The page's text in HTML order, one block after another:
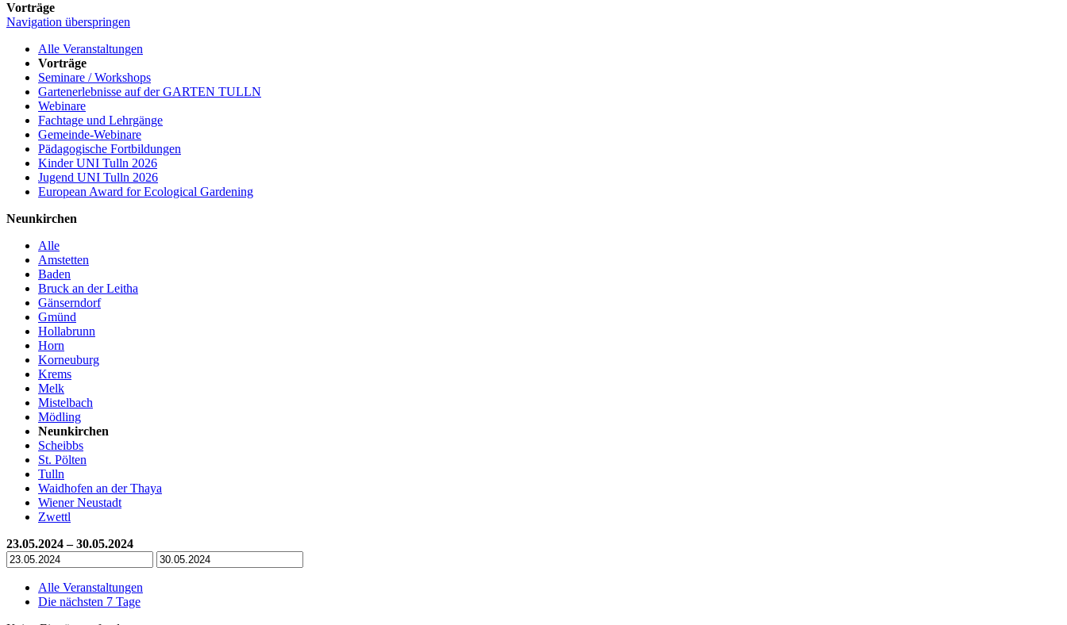
Vorträge
Navigation überspringen
Alle Veranstaltungen
Vorträge
Seminare / Workshops
Gartenerlebnisse auf der GARTEN TULLN
Webinare
Fachtage und Lehrgänge
Gemeinde-Webinare
Pädagogische Fortbildungen
Kinder UNI Tulln 2026
Jugend UNI Tulln 2026
European Award for Ecological Gardening
Neunkirchen
Alle
Amstetten
Baden
Bruck an der Leitha
Gänserndorf
Gmünd
Hollabrunn
Horn
Korneuburg
Krems
Melk
Mistelbach
Mödling
Neunkirchen
Scheibbs
St. Pölten
Tulln
Waidhofen an der Thaya
Wiener Neustadt
Zwettl
23.05.2024 – 30.05.2024
Alle Veranstaltungen
Die nächsten 7 Tage